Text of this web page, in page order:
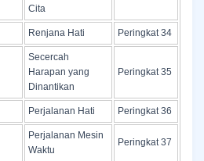
Cita
Renjana Hati Peringkat 34
Secercah
Harapan yang
Dinantikan
Peringkat 35
Perjalanan Hati Peringkat 36
Perjalanan Mesin
Waktu
Peringkat 37